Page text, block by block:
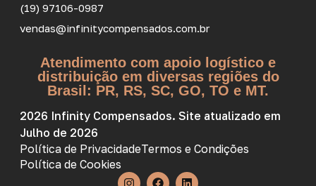
(19) 97106-0987
vendas@infinitycompensados.com.br
Atendimento com apoio logístico e
distribuição em diversas regiões do
Brasil: PR, RS, SC, GO, TO e MT.
2026 Infinity Compensados. Site atualizado em
Julho de 2026
Política de PrivacidadeTermos e Condições
Política de Cookies